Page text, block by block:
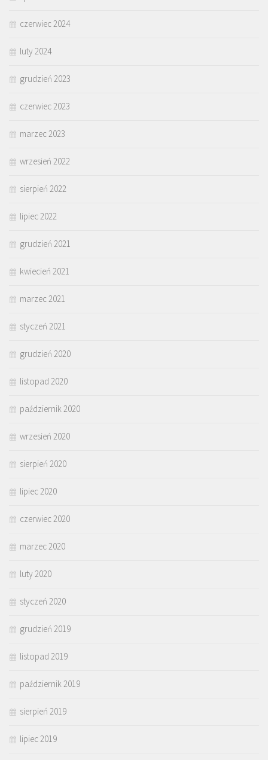
czerwiec 2024
luty 2024
grudzień 2023
czerwiec 2023
marzec 2023
wrzesień 2022
sierpień 2022
lipiec 2022
grudzień 2021
kwiecień 2021
marzec 2021
styczeń 2021
grudzień 2020
listopad 2020
październik 2020
wrzesień 2020
sierpień 2020
lipiec 2020
czerwiec 2020
marzec 2020
luty 2020
styczeń 2020
grudzień 2019
listopad 2019
październik 2019
sierpień 2019
lipiec 2019